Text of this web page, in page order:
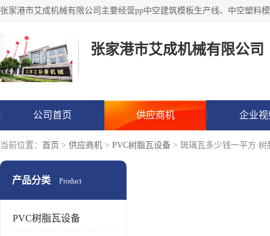
张家港市艾成机械有限公司
公司首页 供应商机 企业视
当前位置： 首页 > 供应商机 > PVC树脂瓦设备 > 琉璃瓦多少钱一平方
产品分类 Product
PVC树脂瓦设备